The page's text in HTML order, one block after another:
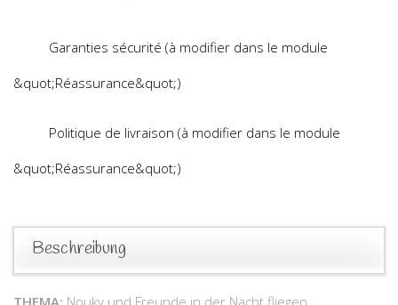
Garanties sécurité (à modifier dans le module
&quot;Réassurance&quot;)
Politique de livraison (à modifier dans le module
&quot;Réassurance&quot;)
Beschreibung
THEMA: Nouky und Freunde in der Nacht fliegen.